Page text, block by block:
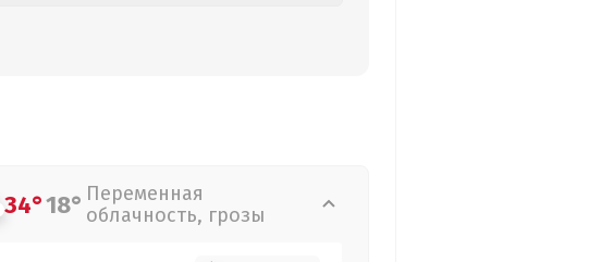
34°18° Переменная
облачность, грозы